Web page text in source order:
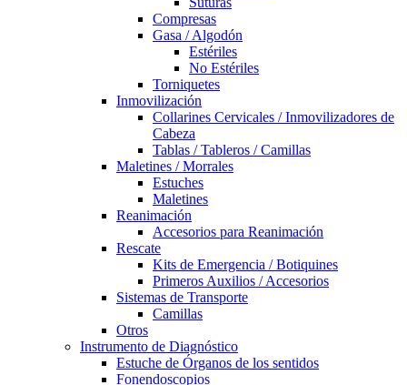
Compresas
Gasa / Algodón
Estériles
No Estériles
Torniquetes
Inmovilización
Collarines Cervicales / Inmovilizadores de
Cabeza
Tablas / Tableros / Camillas
Maletines / Morrales
Estuches
Maletines
Reanimación
Accesorios para Reanimación
Rescate
Kits de Emergencia / Botiquines
Primeros Auxilios / Accesorios
Sistemas de Transporte
Camillas
Otros
Instrumento de Diagnóstico
Estuche de Órganos de los sentidos
Fonendoscopios